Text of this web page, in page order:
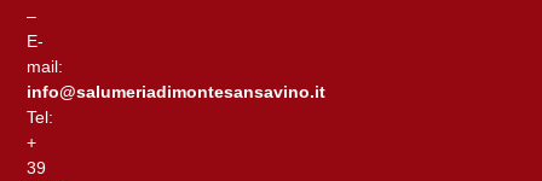
–
E-
mail:
info@salumeriadimontesansavino.it
Tel:
+
39